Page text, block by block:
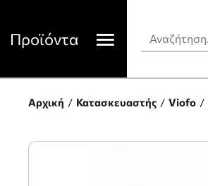
Προϊόντα
Αρχική Κατασκευαστής Viofo